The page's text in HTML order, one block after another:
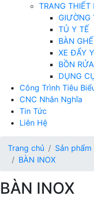
TRANG THIẾT
GIƯỜNG
TỦ Y TẾ
BÀN
XE ĐẨY
BỒN
DỤNG
Công Trình Tiêu
CNC Nhân Nghĩa
Tin Tức
Liên Hệ
Trang chủ Sản phẩm
BÀN INOX
BÀN INOX